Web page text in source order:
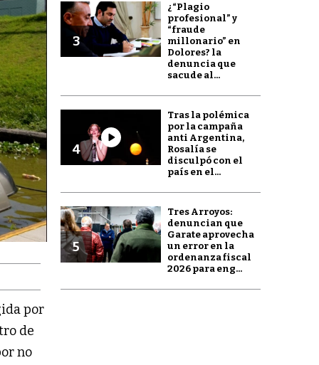
por
de
no
3
¿“Plagio
profesional” y
“fraude
millonario” en
Dolores? la
denuncia que
sacude al...
4
Tras la polémica
por la campaña
anti Argentina,
Rosalía se
disculpó con el
país en el...
5
Tres Arroyos:
denuncian que
Garate aprovecha
un error en la
ordenanza fiscal
2026 para eng...